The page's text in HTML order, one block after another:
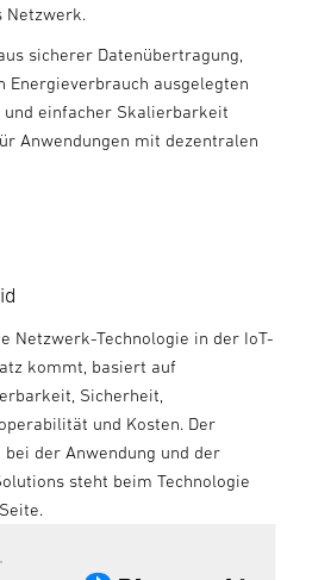
Netzwerk.
sicherer Datenübertragung,
Energieverbrauch ausgelegten
und einfacher Skalierbarkeit
Anwendungen mit dezentralen
Netzwerk-Technologie in der IoT-
kommt, basiert auf
Sicherheit,
und Kosten. Der
der Anwendung und der
steht beim Technologie